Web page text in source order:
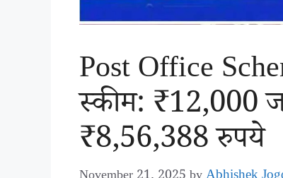
Post Office
स्कीम: ₹12,000
₹8,56,388 रुपये